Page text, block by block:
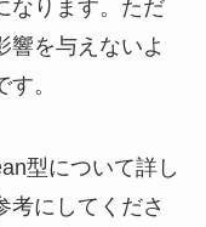
なります。ただ
響を与えないよ
。
型について詳し
考にしてくださ